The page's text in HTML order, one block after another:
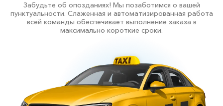
Забудьте об опозданиях! Мы позаботимся о вашей
пунктуальности. Слаженная и автоматизированная работа
всей команды обеспечивает выполнение заказа в
максимально короткие сроки.